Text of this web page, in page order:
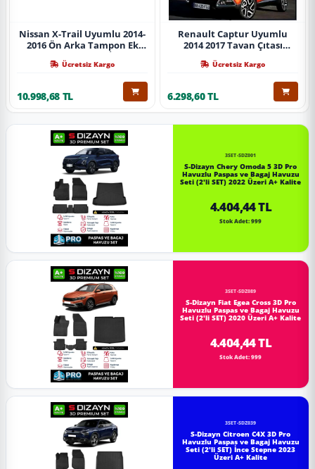
Nissan X-Trail Uyumlu 2014-
2016 Ön Arka Tampon Ek
Koruma Difüzör İthal
Ücretsiz Kargo
10.998,68 TL
Renault Captur Uyumlu
2014 2017 Tavan Çıtası
Ücretsiz Kargo
6.298,60 TL
3SET-SDZ001
S-Dizayn Chery Omoda 5 3D Pro
Havuzlu Paspas ve Bagaj Havuzu
Seti (2'li SET) 2022 Üzeri A+ Kalite
4.404,44 TL
Stok Adet: 999
3SET-SDZ089
S-Dizayn Fiat Egea Cross 3D Pro
Havuzlu Paspas ve Bagaj Havuzu
Seti (2'li SET) 2020 Üzeri A+ Kalite
4.404,44 TL
Stok Adet: 999
3SET-SDZ039
S-Dizayn Citroen C4X 3D Pro
Havuzlu Paspas ve Bagaj Havuzu
Seti (2'li SET) İnce Stepne 2023
Üzeri A+ Kalite